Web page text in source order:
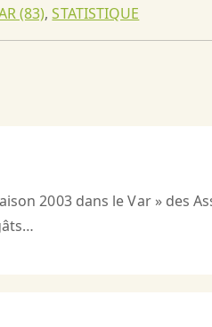
(83),STATISTIQUE
2003 dans le Var » des